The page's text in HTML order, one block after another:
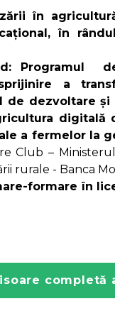
în
în
Programul
a
de dezvoltare
digitală
a fermelor la
Club –
rurale - Banca
formare în
completă